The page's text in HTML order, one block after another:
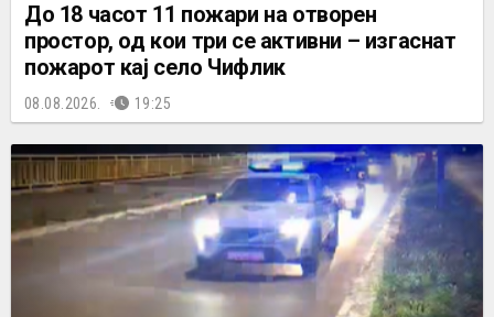
До 18 часот 11 пожари на отворен
простор, од кои три се активни – изгаснат
пожарот кај село Чифлик
08.08.2026. 19:25